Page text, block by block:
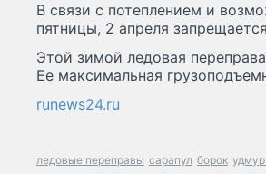
В связи с потеплением и
пятницы, 2 апреля
Этой зимой ледовая
Ее максимальная
runews24.ru
ледовые переправы сарапул борок